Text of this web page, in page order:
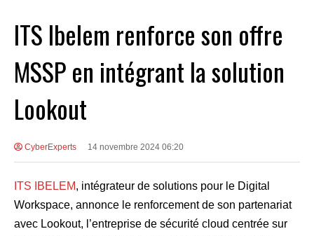
ITS Ibelem renforce son offre
MSSP en intégrant la solution
Lookout
CyberExperts 14 novembre 2024 06:20
ITS IBELEM, intégrateur de solutions pour le Digital
Workspace, annonce le renforcement de son partenariat
avec Lookout, l’entreprise de sécurité cloud centrée sur